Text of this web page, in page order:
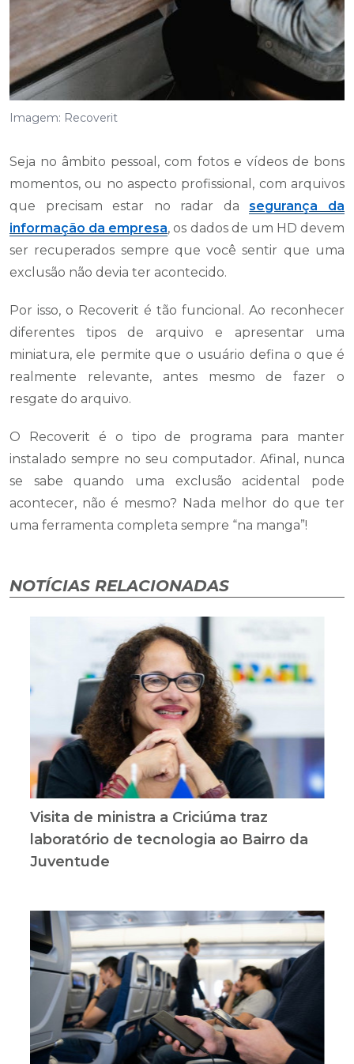
Imagem: Recoverit
Seja no âmbito pessoal, com fotos e vídeos de bons
momentos, ou no aspecto profissional, com arquivos
que precisam estar no radar da segurança da
informação da empresa, os dados de um HD devem
ser recuperados sempre que você sentir que uma
exclusão não devia ter acontecido.
Por isso, o Recoverit é tão funcional. Ao reconhecer
diferentes tipos de arquivo e apresentar uma
miniatura, ele permite que o usuário defina o que é
realmente relevante, antes mesmo de fazer o
resgate do arquivo.
O Recoverit é o tipo de programa para manter
instalado sempre no seu computador. Afinal, nunca
se sabe quando uma exclusão acidental pode
acontecer, não é mesmo? Nada melhor do que ter
uma ferramenta completa sempre “na manga”!
NOTÍCIAS RELACIONADAS
Visita de ministra a Criciúma traz
laboratório de tecnologia ao Bairro da
Juventude